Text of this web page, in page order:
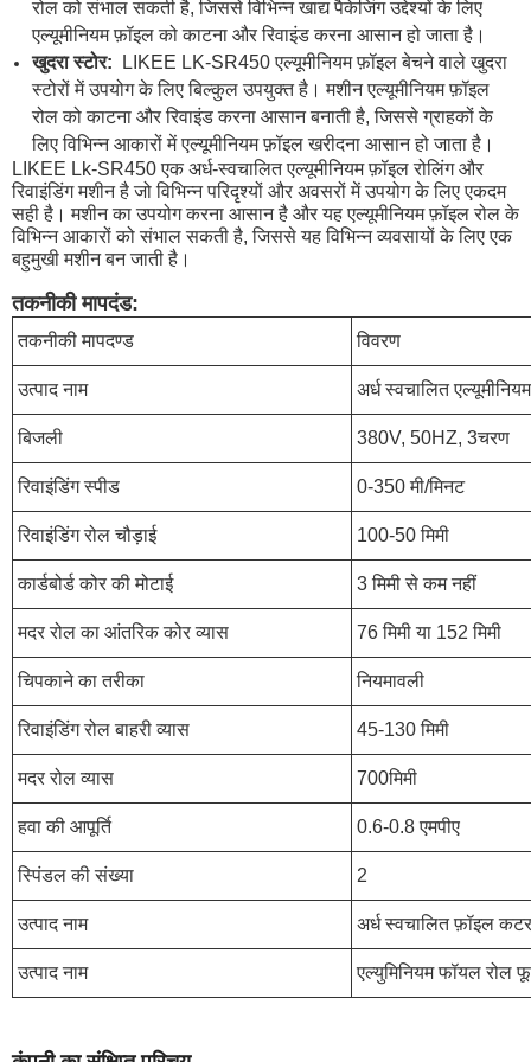
रोल को संभाल सकती है, जिससे विभिन्न खाद्य पैकेजिंग उद्देश्यों के लिए
एल्यूमीनियम फ़ॉइल को काटना और रिवाइंड करना आसान हो जाता है।
खुदरा स्टोर:
LIKEE LK-SR450 एल्यूमीनियम फ़ॉइल बेचने वाले खुदरा
स्टोरों में उपयोग के लिए बिल्कुल उपयुक्त है। मशीन एल्यूमीनियम फ़ॉइल
रोल को काटना और रिवाइंड करना आसान बनाती है, जिससे ग्राहकों के
लिए विभिन्न आकारों में एल्यूमीनियम फ़ॉइल खरीदना आसान हो जाता है।
LIKEE Lk-SR450 एक अर्ध-स्वचालित एल्यूमीनियम फ़ॉइल रोलिंग और
रिवाइंडिंग मशीन है जो विभिन्न परिदृश्यों और अवसरों में उपयोग के लिए एकदम
सही है। मशीन का उपयोग करना आसान है और यह एल्यूमीनियम फ़ॉइल रोल के
विभिन्न आकारों को संभाल सकती है, जिससे यह विभिन्न व्यवसायों के लिए एक
बहुमुखी मशीन बन जाती है।
तकनीकी मापदंड:
तकनीकी मापदण्ड विवरण
उत्पाद नाम अर्ध स्वचालित
बिजली 380V, 50HZ, 3चरण
रिवाइंडिंग स्पीड 0-350 मी/मिनट
रिवाइंडिंग रोल चौड़ाई 100-50 मिमी
कार्डबोर्ड कोर की मोटाई 3 मिमी से कम नहीं
मदर रोल का आंतरिक कोर व्यास 76 मिमी या 152 मिमी
चिपकाने का तरीका नियमावली
रिवाइंडिंग रोल बाहरी व्यास 45-130 मिमी
मदर रोल व्यास 700मिमी
हवा की आपूर्ति 0.6-0.8 एमपीए
स्पिंडल की संख्या 2
उत्पाद नाम अर्ध स्वचालित फ़ॉइल कटर
उत्पाद नाम एल्युमिनियम फॉयल रोल